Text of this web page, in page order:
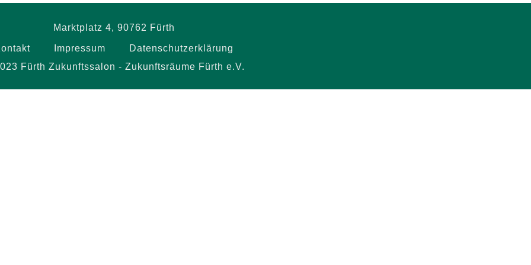
Marktplatz 4, 90762 Fürth
Impressum
Datenschutzerklärung
Fürth Zukunftssalon - Zukunftsräume Fürth e.V.